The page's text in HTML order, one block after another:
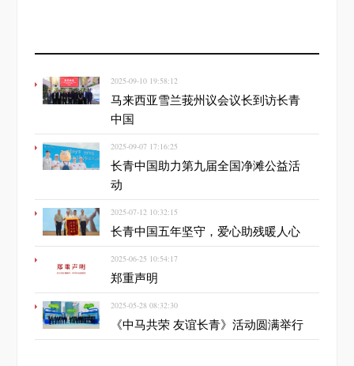
2025-09-10 19:58:12
马来西亚雪兰莪州议会议长到访长青
中国
2025-09-07 17:16:25
长青中国助力第九届全国净滩公益活
动
2025-07-12 10:32:15
长青中国五年坚守，爱心助残暖人心
2025-06-25 10:54:17
郑重声明
2025-05-28 08:32:30
《中马共荣 友谊长青》活动圆满举行